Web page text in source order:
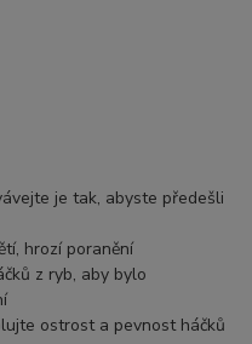
je tak, abyste předešli
hrozí poranění
z ryb, aby bylo
ostrost a pevnost háčků